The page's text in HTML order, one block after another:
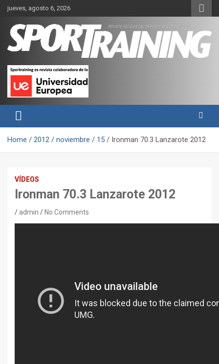
Skip
content
jueves, agosto 6, 2026
Revista técnica del deporte
Sport Training
rendimiento, nutrición y entrenamiento.
Home 2012 noviembre 15 Ironman 70.3 Lanzarote 2012
VÍDEOS
Ironman 70.3 Lanzarote 2012
admin No Comments